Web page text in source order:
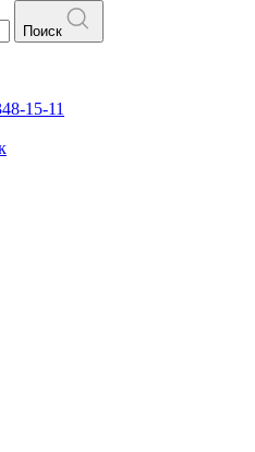
Поиск
15-11